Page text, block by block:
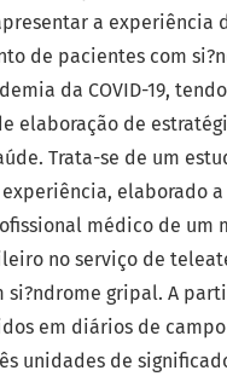
a experiência
de pacientes com
da COVID-19,
elaboração de
Trata-se de um
elaborado
médico de um
no serviço de
si?ndrome gripal. A
em diários de
unidades de